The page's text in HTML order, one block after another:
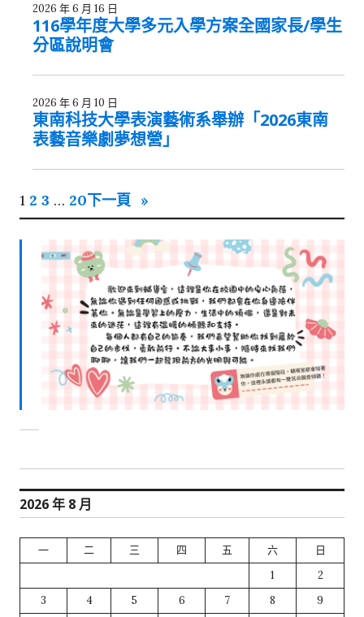
2026 年 6 月 16 日
116學年度大學多元入學方案全國家長/學生
分區說明會
2026 年 6 月 10 日
東南科技大學表演藝術系舉辦「2026東南
表藝音樂劇夢想營」
1 2 3 … 20下一頁 »
2026 年 8 月
一 二 三 四 五 六
日
1
2
3
4 5 6 7 8
9